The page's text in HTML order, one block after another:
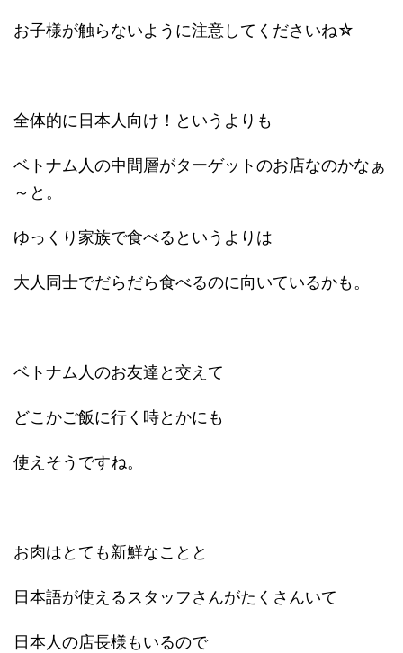
お子様が触らないように注意してくださいね☆
全体的に日本人向け！というよりも
ベトナム人の中間層がターゲットのお店なのかなぁ
～と。
ゆっくり家族で食べるというよりは
大人同士でだらだら食べるのに向いているかも。
ベトナム人のお友達と交えて
どこかご飯に行く時とかにも
使えそうですね。
お肉はとても新鮮なことと
日本語が使えるスタッフさんがたくさんいて
日本人の店長様もいるので